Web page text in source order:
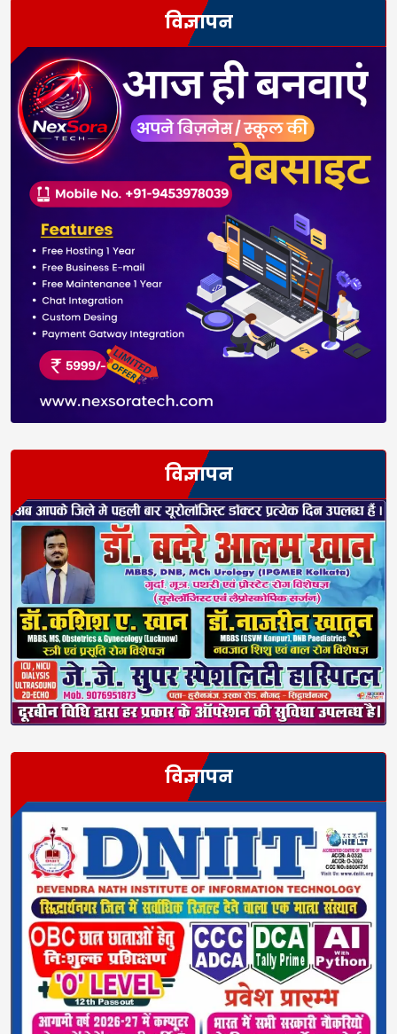
विज्ञापन
विज्ञापन
विज्ञापन